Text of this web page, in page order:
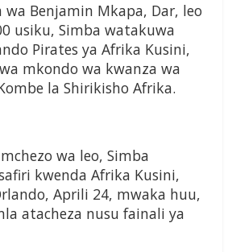
wa Benjamin Mkapa, Dar, leo
usiku, Simba watakuwa
Pirates ya Afrika Kusini,
mkondo wa kwanza wa
la Shirikisho Afrika.
wa leo, Simba
kwenda Afrika Kusini,
Aprili 24, mwaka huu,
atacheza nusu fainali ya